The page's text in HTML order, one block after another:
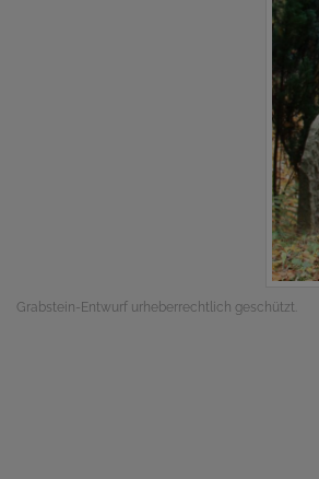
Grabstein-Entwurf urheberrechtlich geschützt.